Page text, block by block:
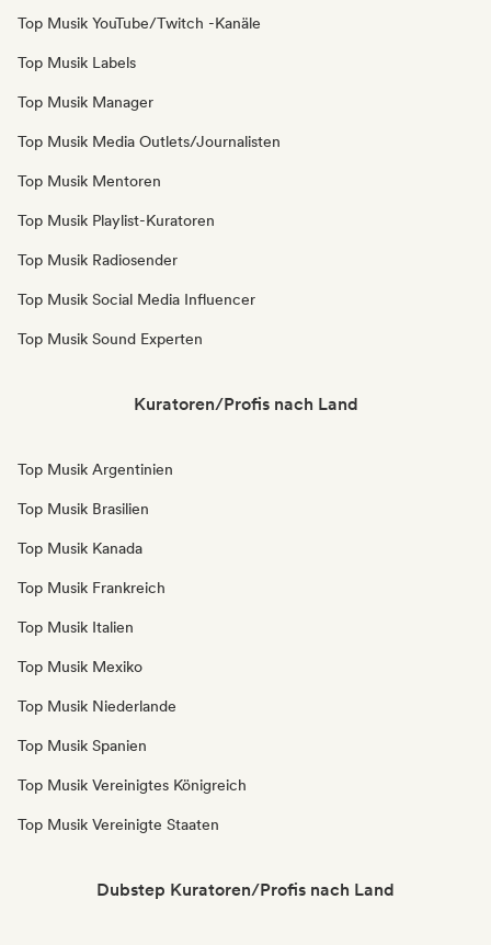
Top Musik YouTube/Twitch -Kanäle
Top Musik Labels
Top Musik Manager
Top Musik Media Outlets/Journalisten
Top Musik Mentoren
Top Musik Playlist-Kuratoren
Top Musik Radiosender
Top Musik Social Media Influencer
Top Musik Sound Experten
Kuratoren/Profis nach Land
Top Musik Argentinien
Top Musik Brasilien
Top Musik Kanada
Top Musik Frankreich
Top Musik Italien
Top Musik Mexiko
Top Musik Niederlande
Top Musik Spanien
Top Musik Vereinigtes Königreich
Top Musik Vereinigte Staaten
Dubstep Kuratoren/Profis nach Land